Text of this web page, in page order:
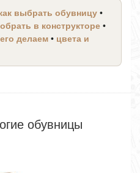
выбрать обувницу •
в конструкторе •
делаем • цвета и
обувницы